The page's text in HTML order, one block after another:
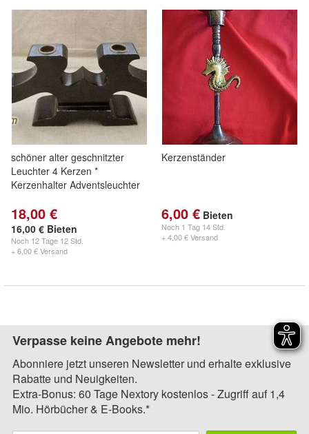
schöner alter geschnitzter
Leuchter 4 Kerzen *
Kerzenhalter Adventsleuchter
18,00 €
16,00 € Bieten
Noch 12 Tage 12 Std.
+ 6,00 € Versand
Kerzenständer
6,00 € Bieten
Noch 1 Tag 14 Std.
+ 4,00 € Versand
Verpasse keine Angebote mehr!
Abonniere jetzt unseren Newsletter und erhalte exklusive
Rabatte und Neuigkeiten.
Extra-Bonus: 60 Tage Nextory kostenlos - Zugriff auf 1,4
Mio. Hörbücher & E-Books.*